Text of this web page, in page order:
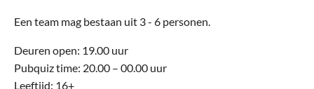
Een team mag bestaan uit 3 - 6 personen.
Deuren open: 19.00 uur
Pubquiz time: 20.00 – 00.00 uur
Leeftijd: 16+